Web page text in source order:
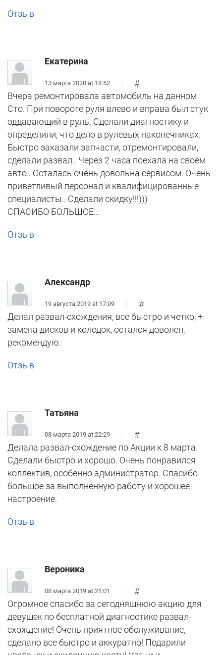
Отзыв
Екатерина
13 марта 2020 at 18:52
#
Вчера ремонтировала автомобиль на данном
Сто. При повороте руля влево и вправа был стук
оддавающий в руль. Сделали диагностику и
определили, что дело в рулевых наконечниках.
Быстро заказали запчасти, отремонтировали,
сделали развал.. Через 2 часа поехала на своём
авто.. Осталась очень довольна сервисом. Очень
приветливый персонал и квалифицированные
специалисты.. Сделали скидку!!!)))
СПАСИБО БОЛЬШОЕ...
Отзыв
Александр
19 августа 2019 at 17:09
#
Делал развал-схождения, все быстро и четко, +
замена дисков и колодок, остался доволен,
рекомендую.
Отзыв
Татьяна
08 марта 2019 at 22:29
#
Делала развал-схождение по Акции к 8 марта.
Сделали быстро и хорошо. Очень понравился
коллектив, особенно администратор. Спасибо
большое за выполненную работу и хорошее
настроение.
Отзыв
Вероника
08 марта 2019 at 21:01
#
Огромное спасибо за сегодняшнюю акцию для
девушек по бесплатной диагностике развал-
схождение! Очень приятное обслуживание,
сделано все быстро и аккуратно! Подарили